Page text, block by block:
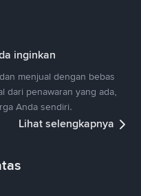
inginkan
menjual dengan bebas
dari penawaran yang ada,
Anda sendiri.
Lihat selengkapnya